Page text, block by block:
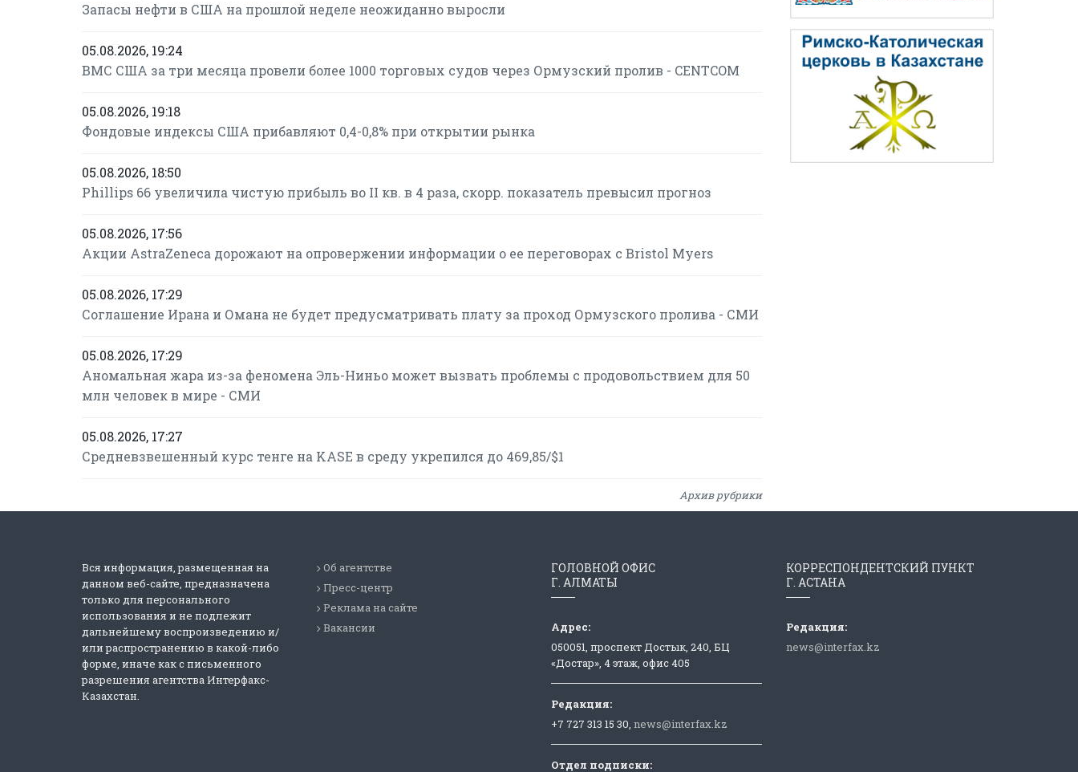
Запасы нефти в США на прошлой неделе неожиданно выросли
05.08.2026, 19:24
ВМС США за три месяца провели более 1000 торговых судов через Ормузский пролив - CENTCOM
05.08.2026, 19:18
Фондовые индексы США прибавляют 0,4-0,8% при открытии рынка
05.08.2026, 18:50
Phillips 66 увеличила чистую прибыль во II кв. в 4 раза, скорр. показатель превысил прогноз
05.08.2026, 17:56
Акции AstraZeneca дорожают на опровержении информации о ее переговорах с Bristol Myers
05.08.2026, 17:29
Соглашение Ирана и Омана не будет предусматривать плату за проход Ормузского пролива - СМИ
05.08.2026, 17:29
Аномальная жара из-за феномена Эль-Ниньо может вызвать проблемы с продовольствием для 50
млн человек в мире - СМИ
05.08.2026, 17:27
Средневзвешенный курс тенге на KASE в среду укрепился до 469,85/$1
Архив рубрики
Вся информация, размещенная на
данном веб-сайте, предназначена
только для персонального
использования и не подлежит
дальнейшему воспроизведению и/
или распространению в какой-либо
форме, иначе как с письменного
разрешения агентства Интерфакс-
Казахстан.
Об агентстве
Пресс-центр
Реклама на сайте
Вакансии
ГОЛОВНОЙ ОФИС
Г. АЛМАТЫ
Адрес:
050051, проспект Достык, 240, БЦ
«Достар», 4 этаж, офис 405
Редакция:
+7 727 313 15 30, news@interfax.kz
Отдел подписки:
КОРРЕСПОНДЕНТСКИЙ ПУНКТ
Г. АСТАНА
Редакция:
news@interfax.kz